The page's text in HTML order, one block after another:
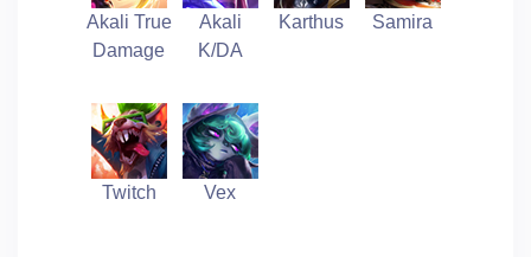
Akali True
Damage
Akali
K/DA
Karthus Samira
Twitch Vex